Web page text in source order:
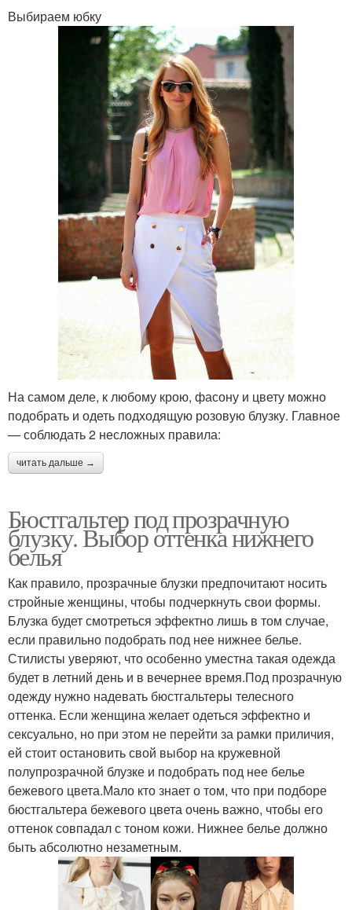
Выбираем юбку
На самом деле, к любому крою, фасону и цвету можно
подобрать и одеть подходящую розовую блузку. Главное
— соблюдать 2 несложных правила:
читать дальше →
Бюстгальтер под прозрачную
блузку. Выбор оттенка нижнего
белья
Как правило, прозрачные блузки предпочитают носить
стройные женщины, чтобы подчеркнуть свои формы.
Блузка будет смотреться эффектно лишь в том случае,
если правильно подобрать под нее нижнее белье.
Стилисты уверяют, что особенно уместна такая одежда
будет в летний день и в вечернее время.Под прозрачную
одежду нужно надевать бюстгальтеры телесного
оттенка. Если женщина желает одеться эффектно и
сексуально, но при этом не перейти за рамки приличия,
ей стоит остановить свой выбор на кружевной
полупрозрачной блузке и подобрать под нее белье
бежевого цвета.Мало кто знает о том, что при подборе
бюстгальтера бежевого цвета очень важно, чтобы его
оттенок совпадал с тоном кожи. Нижнее белье должно
быть абсолютно незаметным.